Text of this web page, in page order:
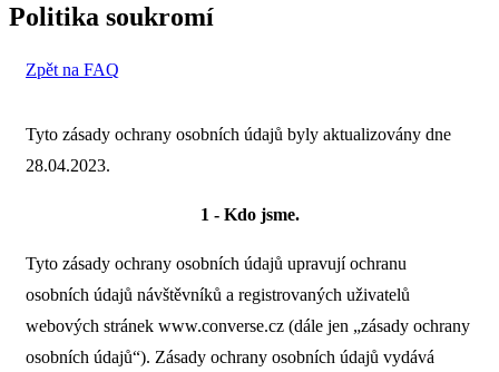
Politika soukromí
Zpět na FAQ
Tyto zásady ochrany osobních údajů byly aktualizovány dne
28.04.2023.
1 - Kdo jsme.
Tyto zásady ochrany osobních údajů upravují ochranu
osobních údajů návštěvníků a registrovaných uživatelů
webových stránek www.converse.cz (dále jen „zásady ochrany
osobních údajů“). Zásady ochrany osobních údajů vydává